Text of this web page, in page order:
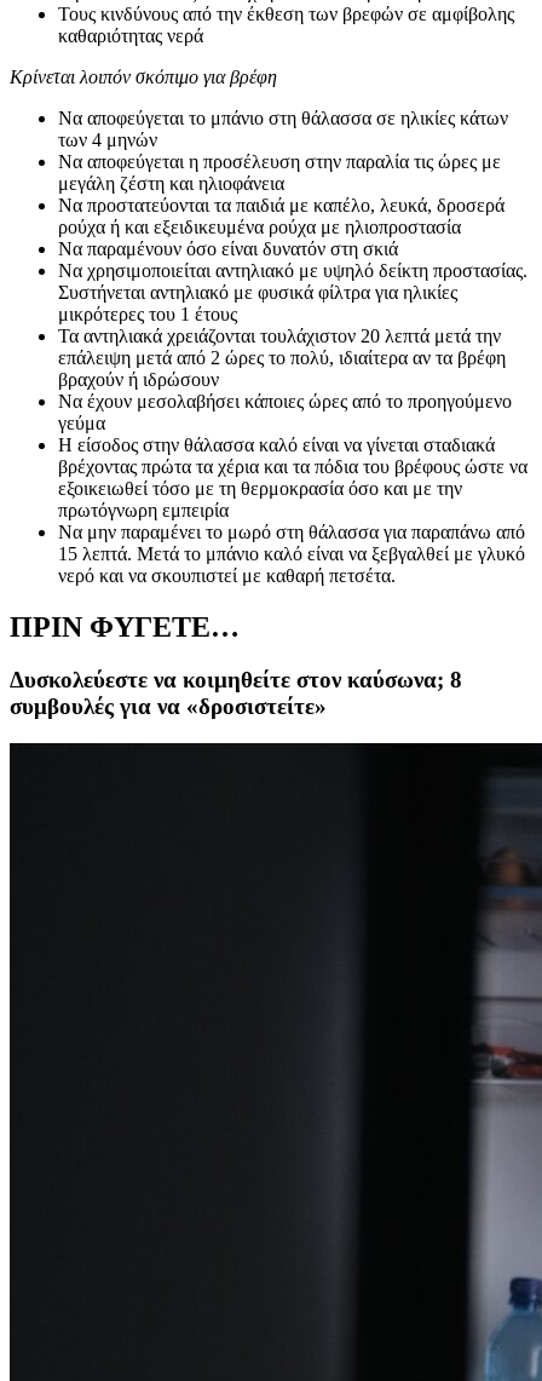
Τους κινδύνους από την έκθεση των βρεφών σε αμφίβολης
καθαριότητας νερά
Κρίνεται λοιπόν σκόπιμο για βρέφη
Να αποφεύγεται το μπάνιο στη θάλασσα σε ηλικίες κάτων
των 4 μηνών
Να αποφεύγεται η προσέλευση στην παραλία τις ώρες με
μεγάλη ζέστη και ηλιοφάνεια
Να προστατεύονται τα παιδιά με καπέλο, λευκά, δροσερά
ρούχα ή και εξειδικευμένα ρούχα με ηλιοπροστασία
Να παραμένουν όσο είναι δυνατόν στη σκιά
Να χρησιμοποιείται αντηλιακό με υψηλό δείκτη προστασίας.
Συστήνεται αντηλιακό με φυσικά φίλτρα για ηλικίες
μικρότερες του 1 έτους
Τα αντηλιακά χρειάζονται τουλάχιστον 20 λεπτά μετά την
επάλειψη μετά από 2 ώρες το πολύ, ιδιαίτερα αν τα βρέφη
βραχούν ή ιδρώσουν
Να έχουν μεσολαβήσει κάποιες ώρες από το προηγούμενο
γεύμα
Η είσοδος στην θάλασσα καλό είναι να γίνεται σταδιακά
βρέχοντας πρώτα τα χέρια και τα πόδια του βρέφους ώστε να
εξοικειωθεί τόσο με τη θερμοκρασία όσο και με την
πρωτόγνωρη εμπειρία
Να μην παραμένει το μωρό στη θάλασσα για παραπάνω από
15 λεπτά. Μετά το μπάνιο καλό είναι να ξεβγαλθεί με γλυκό
νερό και να σκουπιστεί με καθαρή πετσέτα.
ΠΡΙΝ ΦΥΓΕΤΕ…
Δυσκολεύεστε να κοιμηθείτε στον καύσωνα; 8
συμβουλές για να «δροσιστείτε»